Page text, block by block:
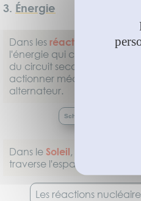
3. Énergie
Dans les réacteurs
l'énergie qui chauffe l'eau
du circuit secondaire passe
actionner mécaniquement
alternateur.
Schéma d'un réacteur -
Dans le Soleil, les fusions
traverse l'espace par
Les réactions